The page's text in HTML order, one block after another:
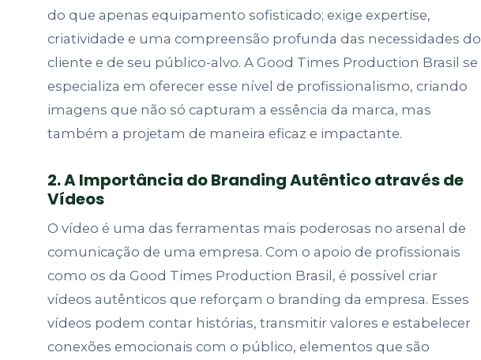
do que apenas equipamento sofisticado; exige expertise,
criatividade e uma compreensão profunda das necessidades do
cliente e de seu público-alvo. A Good Times Production Brasil se
especializa em oferecer esse nível de profissionalismo, criando
imagens que não só capturam a essência da marca, mas
também a projetam de maneira eficaz e impactante.
2. A Importância do Branding Autêntico através de
Vídeos
O vídeo é uma das ferramentas mais poderosas no arsenal de
comunicação de uma empresa. Com o apoio de profissionais
como os da Good Times Production Brasil, é possível criar
vídeos autênticos que reforçam o branding da empresa. Esses
vídeos podem contar histórias, transmitir valores e estabelecer
conexões emocionais com o público, elementos que são